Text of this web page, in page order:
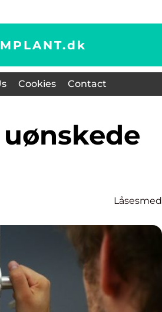
dk
Cookies Contact
Låsesmed